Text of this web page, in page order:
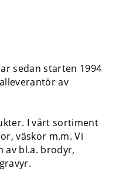
sedan starten 1994
av
I vårt sortiment
väskor m.m. Vi
av bl.a. brodyr,